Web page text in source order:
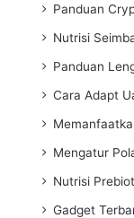
Panduan
Nutrisi
Panduan
Cara Adapt
Mengatur
Nutrisi
Gadget